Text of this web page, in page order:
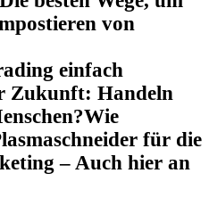
von
einfach
Zukunft: Handeln
Wie
für die
– Auch hier an